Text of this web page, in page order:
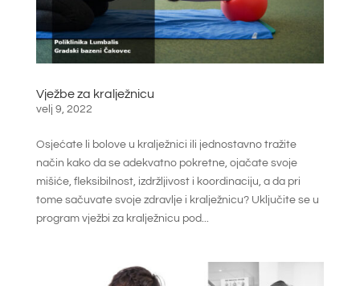
Vježbe za kralježnicu
velj 9, 2022
Osjećate li bolove u kralježnici ili jednostavno tražite
način kako da se adekvatno pokretne, ojačate svoje
mišiće, fleksibilnost, izdržljivost i koordinaciju, a da pri
tome sačuvate svoje zdravlje i kralježnicu? Uključite se u
program vježbi za kralježnicu pod...